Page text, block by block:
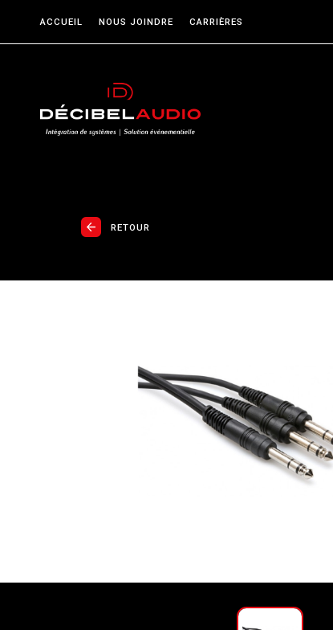
ACCUEIL NOUS JOINDRE CARRIÈRES
RETOUR